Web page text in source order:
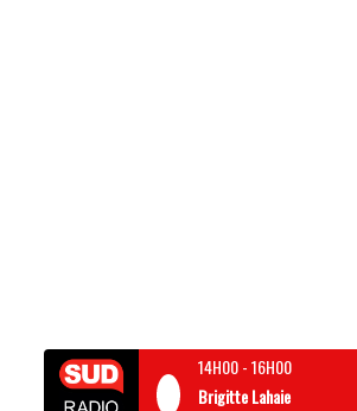
14H00-16H00
Brigitte Lahaie